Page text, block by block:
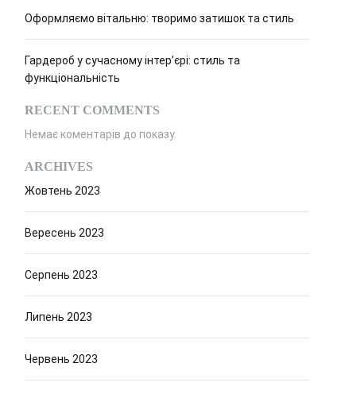
Оформляємо вітальню: творимо затишок та стиль
Гардероб у сучасному інтер’єрі: стиль та
функціональність
RECENT COMMENTS
Немає коментарів до показу.
ARCHIVES
Жовтень 2023
Вересень 2023
Серпень 2023
Липень 2023
Червень 2023